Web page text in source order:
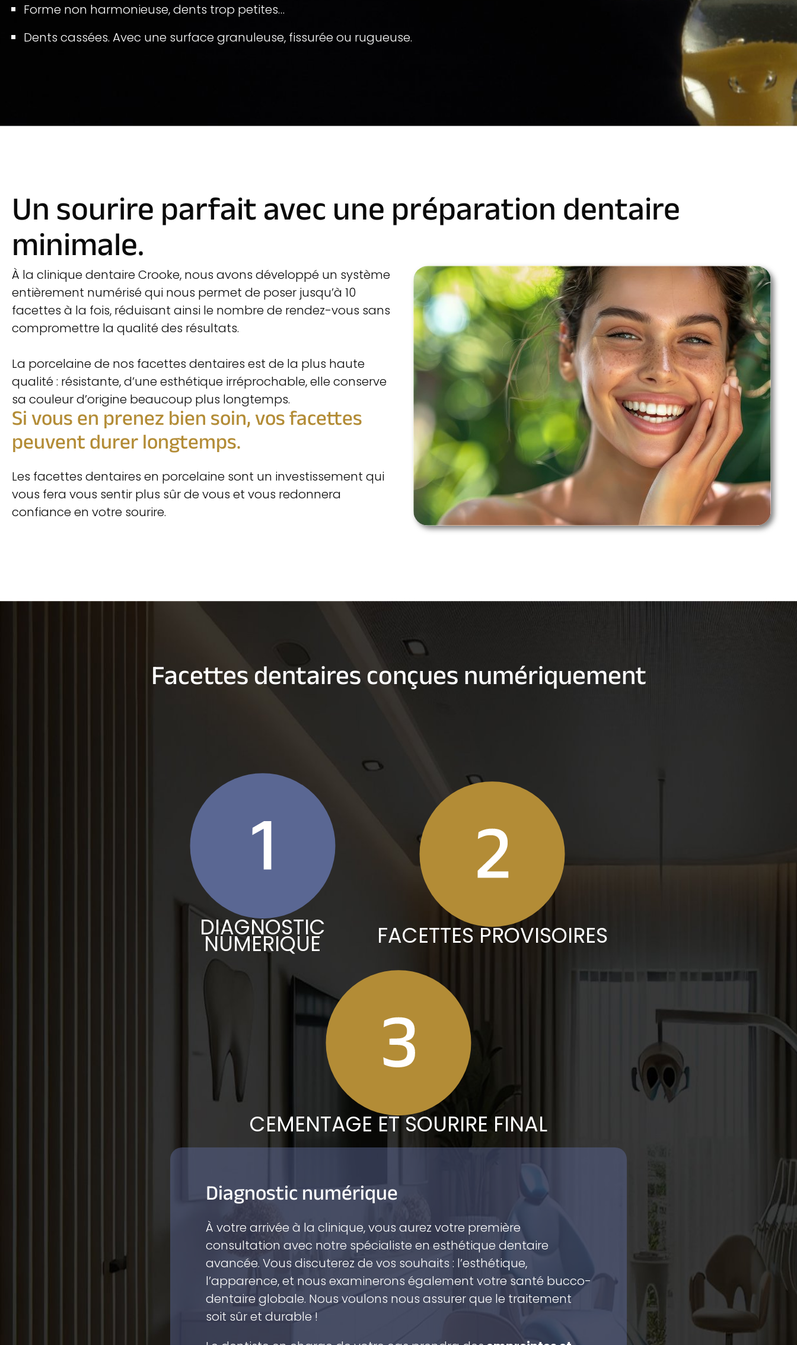
Forme non harmonieuse, dents trop petites…
Dents cassées. Avec une surface granuleuse, fissurée ou rugueuse.
Un sourire parfait avec une préparation dentaire
minimale.
À la clinique dentaire Crooke, nous avons développé un système
entièrement numérisé qui nous permet de poser jusqu’à 10
facettes à la fois, réduisant ainsi le nombre de rendez-vous sans
compromettre la qualité des résultats.
La porcelaine de nos facettes dentaires est de la plus haute
qualité : résistante, d’une esthétique irréprochable, elle conserve
sa couleur d’origine beaucoup plus longtemps.
Si vous en prenez bien soin, vos facettes
peuvent durer longtemps.
Les facettes dentaires en porcelaine sont un investissement qui
vous fera vous sentir plus sûr de vous et vous redonnera
confiance en votre sourire.
Facettes dentaires conçues numériquement
DIAGNOSTIC
NUMERIQUE FACETTES PROVISOIRES
CEMENTAGE ET SOURIRE FINAL
Diagnostic numérique
À votre arrivée à la clinique, vous aurez votre première
consultation avec notre spécialiste en esthétique dentaire
avancée. Vous discuterez de vos souhaits : l’esthétique,
l’apparence, et nous examinerons également votre santé bucco-
dentaire globale. Nous voulons nous assurer que le traitement
soit sûr et durable !